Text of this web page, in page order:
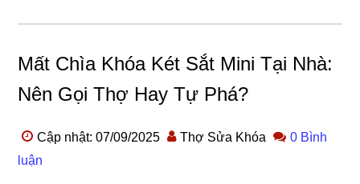
Mất Chìa Khóa Két Sắt Mini Tại Nhà:
Nên Gọi Thợ Hay Tự Phá?
Cập nhật: 07/09/2025 Thợ Sửa Khóa
0 Bình
luận